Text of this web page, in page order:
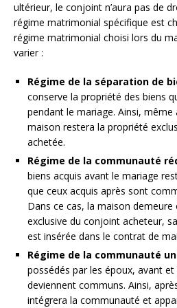
ultérieur, le conjoint n’aura pas de
régime matrimonial spécifique est
régime matrimonial choisi lors du
varier :
Régime de la séparation de
conserve la propriété des biens
pendant le mariage. Ainsi, même
maison restera la propriété
achetée.
Régime de la communauté
biens acquis avant le mariage
que ceux acquis après sont
Dans ce cas, la maison
exclusive du conjoint acheteur,
est insérée dans le contrat de
Régime de la communauté
possédés par les époux, avant
deviennent communs. Ainsi,
intégrera la communauté et